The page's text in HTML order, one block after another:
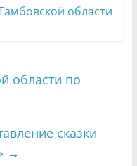
области
области по
сказки
→